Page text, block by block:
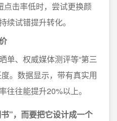
点击率低时，尝试更换颜
续试错提升转化。
单、权威媒体测评等“第三
。数据显示，带有真实用
往往能提升20%以上。
”，而要把它设计成一个